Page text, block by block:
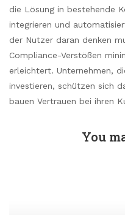
die Lösung in bestehende
integrieren und
der Nutzer daran denken
Compliance-Verstößen
erleichtert. Unternehmen,
investieren, schützen sich
bauen Vertrauen bei ihren
You